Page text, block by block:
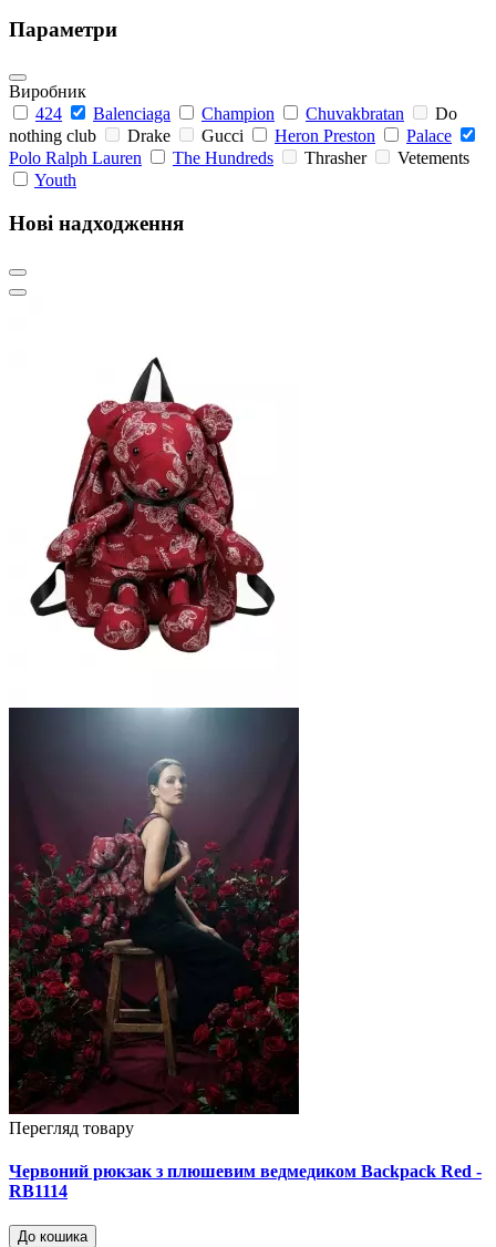
Параметри
Виробник
424
Balenciaga Champion Chuvakbratan
Do
nothing club
Drake Gucci Heron Preston
Palace
Polo Ralph Lauren
The Hundreds Thrasher
Vetements
Youth
Нові надходження
Перегляд товару
Червоний рюкзак з плюшевим ведмедиком Backpack Red -
RB1114
До кошика